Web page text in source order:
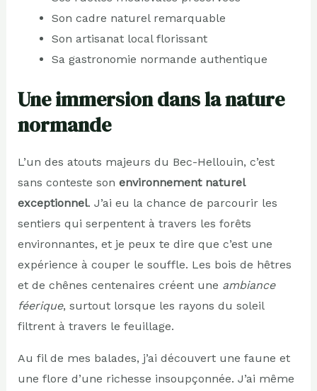
Son cadre naturel remarquable
Son artisanat local florissant
Sa gastronomie normande authentique
Une immersion dans la nature
normande
L’un des atouts majeurs du Bec-Hellouin, c’est
sans conteste son environnement naturel
exceptionnel. J’ai eu la chance de parcourir les
sentiers qui serpentent à travers les forêts
environnantes, et je peux te dire que c’est une
expérience à couper le souffle. Les bois de hêtres
et de chênes centenaires créent une ambiance
féerique, surtout lorsque les rayons du soleil
filtrent à travers le feuillage.
Au fil de mes balades, j’ai découvert une faune et
une flore d’une richesse insoupçonnée. J’ai même